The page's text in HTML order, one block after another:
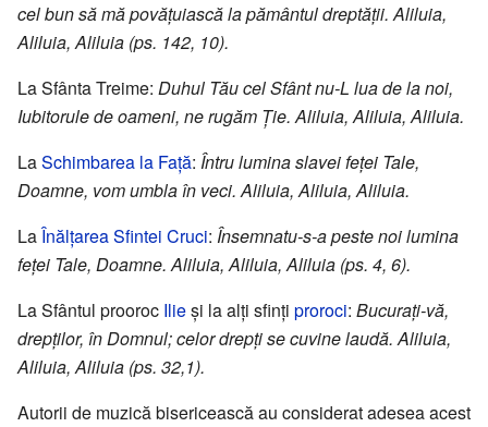
cel bun să mă povăţuiască la pământul dreptăţii. Aliluia,
Aliluia, Aliluia (ps. 142, 10).
La Sfânta Treime: Duhul Tău cel Sfânt nu-L lua de la noi,
Iubitorule de oameni, ne rugăm Ţie. Aliluia, Aliluia, Aliluia.
LaSchimbarea la Faţă: Întru lumina slavei feţei Tale,
Doamne, vom umbla în veci. Aliluia, Aliluia, Aliluia.
LaÎnălţarea Sfintei Cruci: Însemnatu-s-a peste noi lumina
feţei Tale, Doamne. Aliluia, Aliluia, Aliluia (ps. 4, 6).
La Sfântul prooroc Ilieşi la alţi sfinţi proroci: Bucuraţi-vă,
drepţilor, în Domnul; celor drepţi se cuvine laudă. Aliluia,
Aliluia, Aliluia (ps. 32,1).
Autorii de muzică bisericească au considerat adesea acest